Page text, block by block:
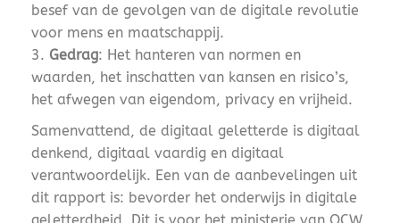
besef van de gevolgen van de digitale revolutie
voor mens en maatschappij.
Gedrag: Het hanteren van normen en
waarden, het inschatten van kansen en risico’s,
het afwegen van eigendom, privacy en vrijheid.
Samenvattend, de digitaal geletterde is digitaal
denkend, digitaal vaardig en digitaal
verantwoordelijk. Een van de aanbevelingen uit
dit rapport is: bevorder het onderwijs in digitale
geletterdheid. Dit is voor het ministerie van OCW